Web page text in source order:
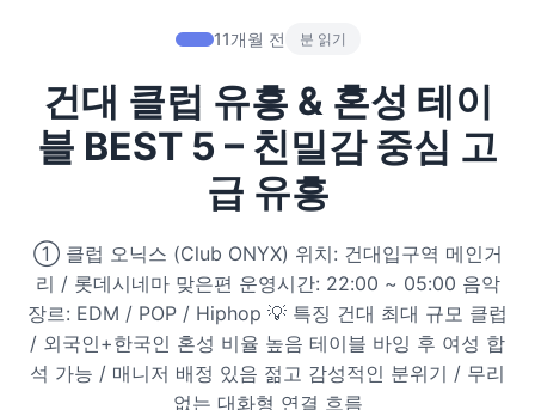
헤드스파
기차역과 공항 근처의 프리미엄 힐링 스팟 9선
온천의 여운을 정리하는 법 – 전국 온천 후 프리미엄 마사지
숲에서 찾는 쉼 – 전국 산림 스파 6선
은근한 끌림을 만드는 법 – 감각적인 무드 데이트 5가지
디톡스 테라피
찜질스파
워터스파
프라이빗 스파
유흥주점
11개월 전 분 읽기
건대 클럽 유흥 & 혼성 테이
블 BEST 5 – 친밀감 중심 고
급 유흥
① 클럽 오닉스 (Club ONYX) 위치: 건대입구역 메인거
리 / 롯데시네마 맞은편 운영시간: 22:00 ~ 05:00 음악
장르: EDM / POP / Hiphop 💡 특징 건대 최대 규모 클럽
/ 외국인+한국인 혼성 비율 높음 테이블 바잉 후 여성 합
석 가능 / 매니저 배정 있음 젊고 감성적인 분위기 / 무리
없는 대화형 연결 흐름